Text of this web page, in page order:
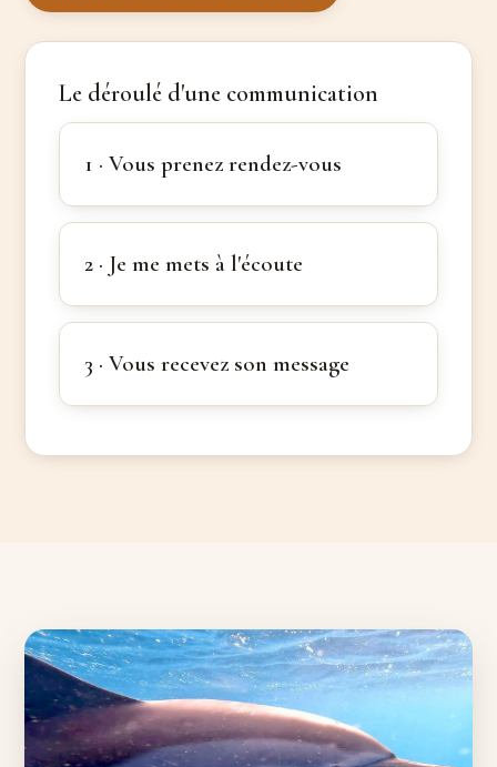
Le déroulé d'une communication
1 · Vous prenez rendez-vous
2 · Je me mets à l'écoute
3 · Vous recevez son message